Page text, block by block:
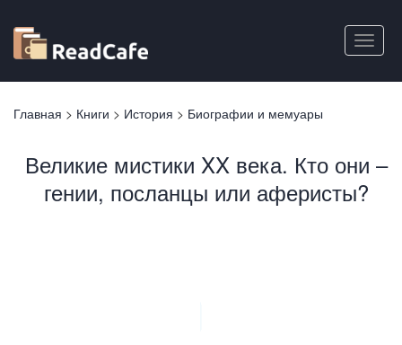
основному
содержанию
Toggle
Вы
Главная > Книги > История > Биографии и мемуары
Великие мистики XX века. Кто они –
гении, посланцы или аферисты?